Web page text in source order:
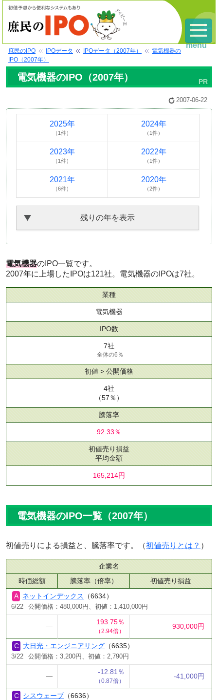
庶民のIPO IPOデータ IPOデータ（2007年）
電気機器の
IPO（2007年）
電気機器のIPO（2007年）
2007-06-22
2025年
（1件）
2024年
（1件）
2023年
（1件）
2022年
（1件）
2021年
（6件）
2020年
（2件）
残りの年を表示
電気機器のIPO一覧です。
2007年に上場したIPOは121社。電気機器のIPOは7社。
業種
電気機器
IPO数
7社
全体の6％
初値 > 公開価格
4社
（57％）
騰落率
92.33％
初値売り損益
平均金額
165,214円
電気機器のIPO一覧（2007年）
初値売りによる損益と、騰落率です。（初値売りとは？ ）
企業名
時価総額
騰落率（倍率）
初値売り損益
ネットインデックス
（6634）
6/22 公開価格：480,000円、初値：1,410,000円
―
193.75％
（2.94倍）
930,000円
大日光・エンジニアリング （6635）
3/22 公開価格：3,200円、初値：2,790円
―
-12.81％
（0.87倍）
-41,000円
シスウェーブ （6636）
menu